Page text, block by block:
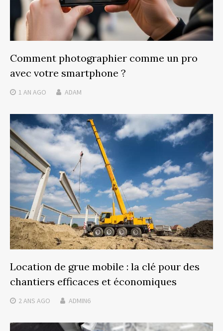
Comment photographier comme un pro
avec votre smartphone ?
1 AN AGO ADAM
Location de grue mobile : la clé pour des
chantiers efficaces et économiques
2 ANS AGO ADMIN6